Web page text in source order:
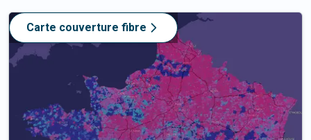
Carte couverture fibre